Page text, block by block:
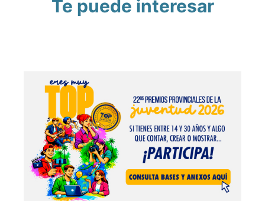
Te puede interesar